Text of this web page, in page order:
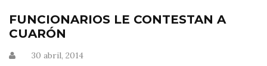
FUNCIONARIOS LE CONTESTAN A
CUARÓN
30 abril, 2014